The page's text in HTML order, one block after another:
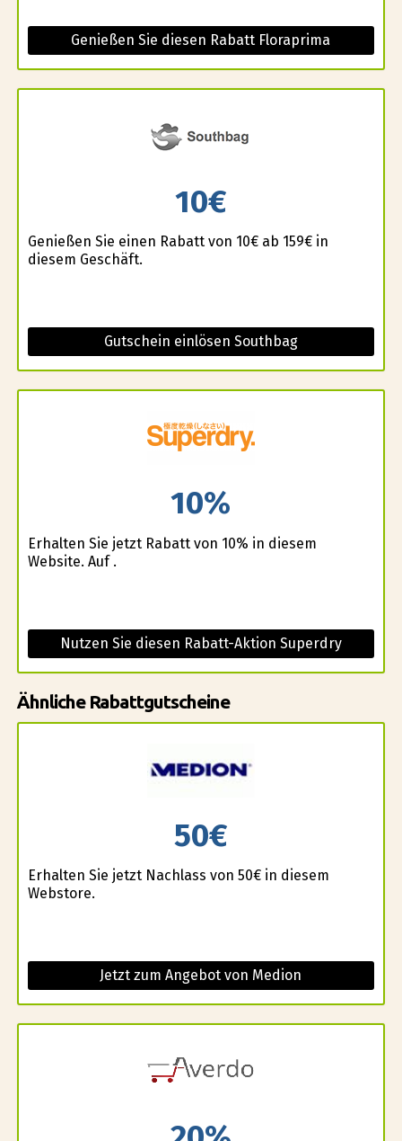
Genießen Sie diesen Rabatt Floraprima
10€
Genießen Sie einen Rabatt von 10€ ab 159€ in
diesem Geschäft.
Gutschein einlösen Southbag
10%
Erhalten Sie jetzt Rabatt von 10% in diesem
Website. Auf .
Nutzen Sie diesen Rabatt-Aktion Superdry
Ähnliche Rabattgutscheine
50€
Erhalten Sie jetzt Nachlass von 50€ in diesem
Webstore.
Jetzt zum Angebot von Medion